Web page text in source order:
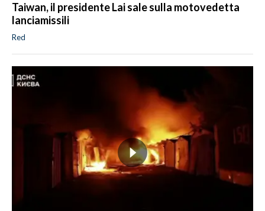
Taiwan, il presidente Lai sale sulla motovedetta
lanciamissili
Red